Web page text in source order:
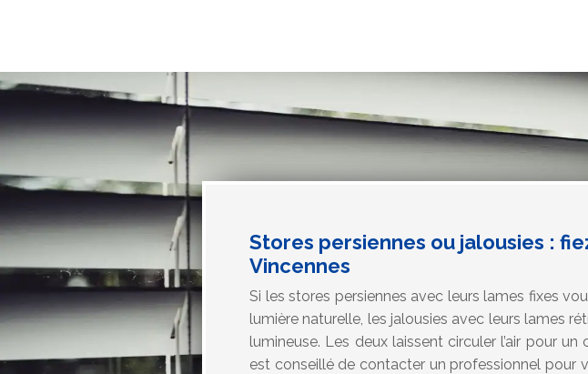
Stores persiennes ou jalousies :
Vincennes
Si les stores persiennes avec leurs lames fixes
lumière naturelle, les jalousies avec leurs lames
lumineuse. Les deux laissent circuler l’air pour
est conseillé de contacter un professionnel pour